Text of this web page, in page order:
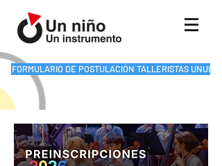
FORMULARIO DE POSTULACIÓN TALLERISTAS UNUI